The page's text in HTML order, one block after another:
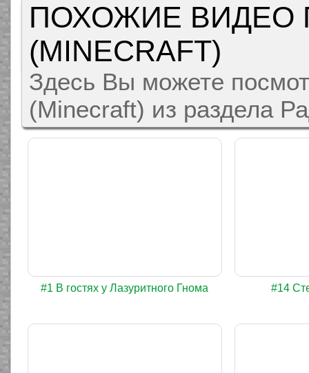
ПОХОЖИЕ ВИДЕО
(MINECRAFT)
Здесь Вы можете
(Minecraft) из раздела
#1 В гостях у Лазуритного Гнома #14